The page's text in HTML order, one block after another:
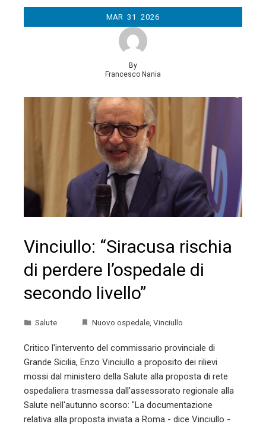
MAR 31 2026
By
Francesco Nania
Vinciullo: “Siracusa rischia
di perdere l’ospedale di
secondo livello”
Salute Nuovo ospedale Vinciullo
Critico l'intervento del commissario provinciale di
Grande Sicilia, Enzo Vinciullo a proposito dei rilievi
mossi dal ministero della Salute alla proposta di rete
ospedaliera trasmessa dall'assessorato regionale alla
Salute nell'autunno scorso: "La documentazione
relativa alla proposta inviata a Roma - dice Vinciullo -